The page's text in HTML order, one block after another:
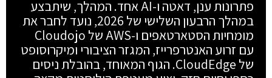
פתרונות ענן, דאטה ו-AI אחד. המהלך, שיתבצע
במהלך הרבעון השלישי של 2026, נועד לחבר את
מומחיות הסטארטאפים ו-AWS של Cloudojo
עם זרוע האנטרפרייז, המגזר הציבורי ומיקרוסופט
של CloudEdge. הגוף המאוחד, בהובלת ניסים